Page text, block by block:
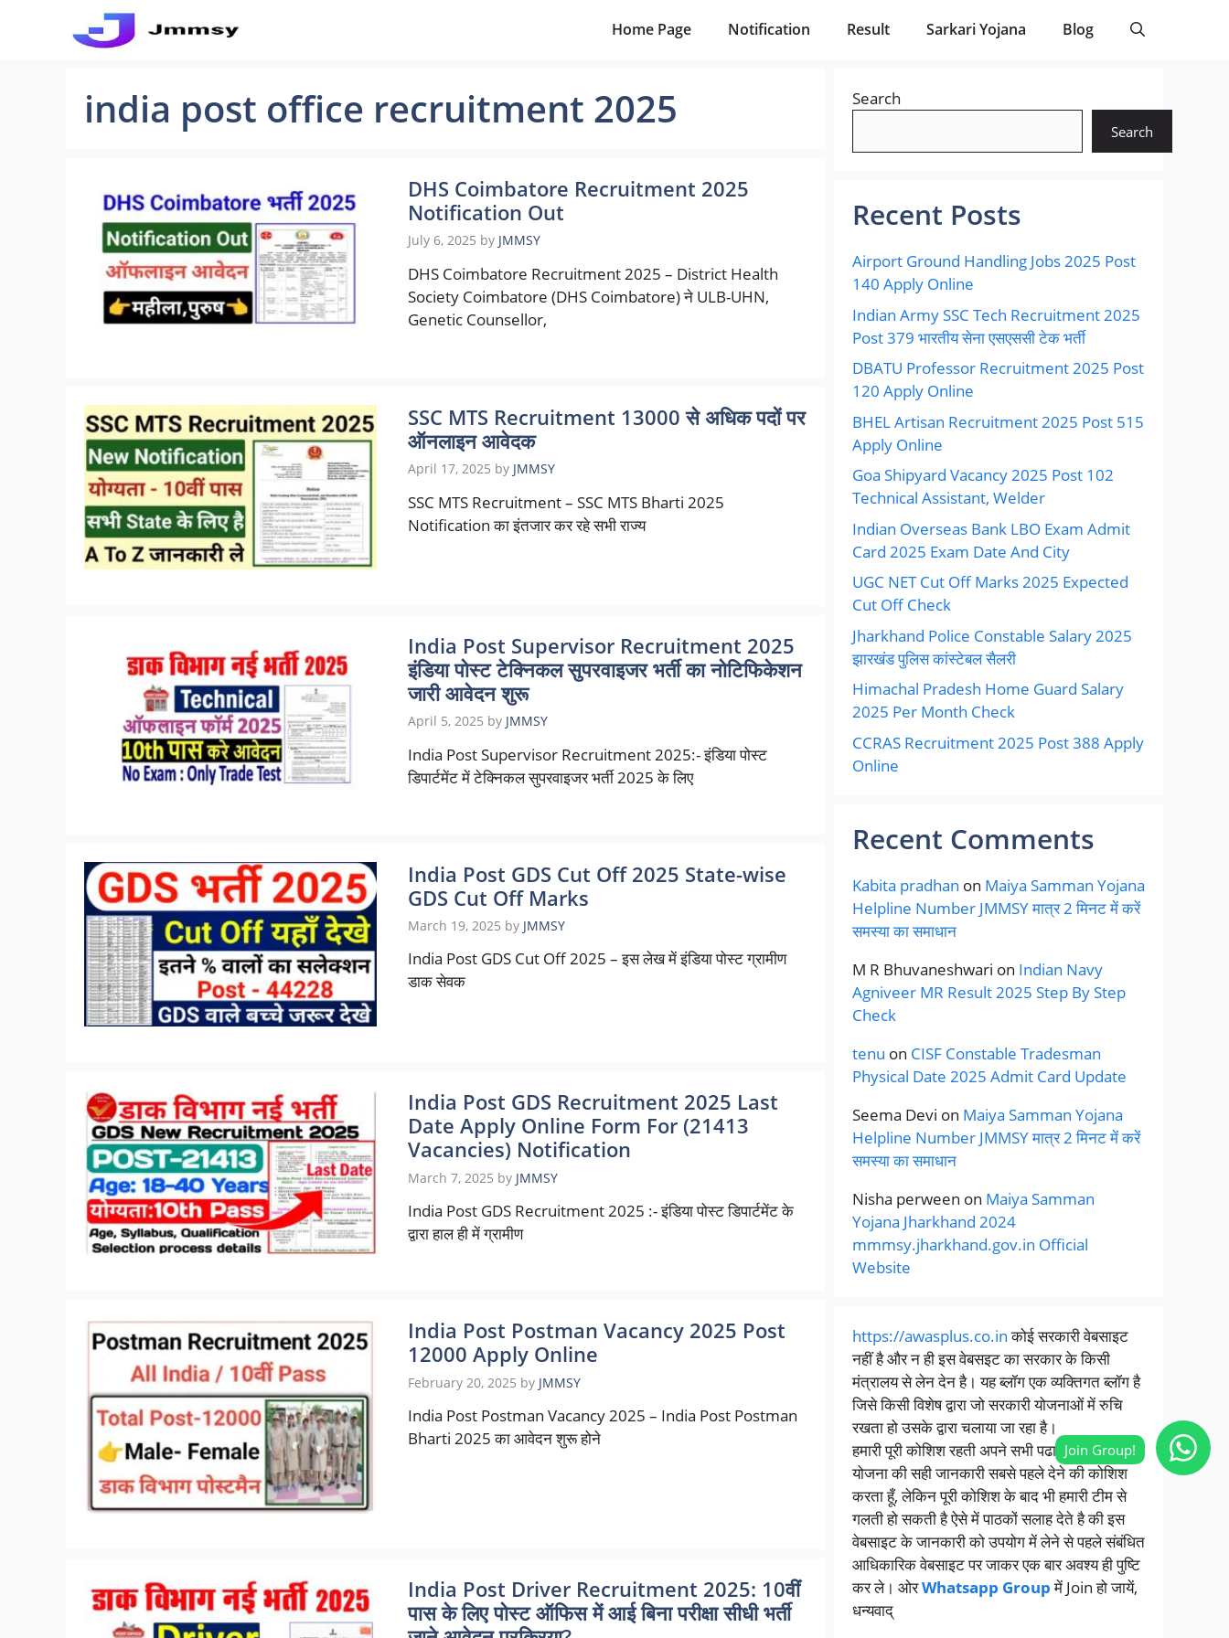
Home Page Notification Result Sarkari Yojana Blog
india post office recruitment 2025
DHS Coimbatore Recruitment 2025
Notification Out
July 6, 2025 by JMMSY
DHS Coimbatore Recruitment 2025 – District Health
Society Coimbatore (DHS Coimbatore) ने ULB-UHN,
Genetic Counsellor,
SSC MTS Recruitment 13000 से अधिक पदों पर
ऑनलाइन आवेदक
April 17, 2025 by JMMSY
SSC MTS Recruitment – SSC MTS Bharti 2025
Notification का इंतजार कर रहे सभी राज्य
India Post Supervisor Recruitment 2025
इंडिया पोस्ट टेक्निकल सुपरवाइजर भर्ती का नोटिफिकेशन
जारी आवेदन शुरू
April 5, 2025 by JMMSY
India Post Supervisor Recruitment 2025:- इंडिया पोस्ट
डिपार्टमेंट में टेक्निकल सुपरवाइजर भर्ती 2025 के लिए
India Post GDS Cut Off 2025 State-wise
GDS Cut Off Marks
March 19, 2025 by JMMSY
India Post GDS Cut Off 2025 – इस लेख में इंडिया पोस्ट ग्रामीण
डाक सेवक
India Post GDS Recruitment 2025 Last
Date Apply Online Form For (21413
Vacancies) Notification
March 7, 2025 by JMMSY
India Post GDS Recruitment 2025 :- इंडिया पोस्ट डिपार्टमेंट के
द्वारा हाल ही में ग्रामीण
India Post Postman Vacancy 2025 Post
12000 Apply Online
February 20, 2025 by JMMSY
India Post Postman Vacancy 2025 – India Post Postman
Bharti 2025 का आवेदन शुरू होने
India Post Driver Recruitment 2025: 10वीं
पास के लिए पोस्ट ऑफिस में आई बिना परीक्षा सीधी भर्ती
Search
Search
Recent Posts
Airport Ground Handling Jobs 2025 Post
140 Apply Online
Indian Army SSC Tech Recruitment 2025
Post 379 भारतीय सेना एसएससी टेक भर्ती
DBATU Professor Recruitment 2025 Post
120 Apply Online
BHEL Artisan Recruitment 2025 Post 515
Apply Online
Goa Shipyard Vacancy 2025 Post 102
Technical Assistant, Welder
Indian Overseas Bank LBO Exam Admit
Card 2025 Exam Date And City
UGC NET Cut Off Marks 2025 Expected
Cut Off Check
Jharkhand Police Constable Salary 2025
झारखंड पुलिस कांस्टेबल सैलरी
Himachal Pradesh Home Guard Salary
2025 Per Month Check
CCRAS Recruitment 2025 Post 388 Apply
Online
Recent Comments
Kabita pradhan on Maiya Samman Yojana
Helpline Number JMMSY मात्र 2 मिनट में करें
समस्या का समाधान
M R Bhuvaneshwari on Indian Navy
Agniveer MR Result 2025 Step By Step
Check
tenu on CISF Constable Tradesman
Physical Date 2025 Admit Card Update
Seema Devi on Maiya Samman Yojana
Helpline Number JMMSY मात्र 2 मिनट में करें
समस्या का समाधान
Nisha perween on Maiya Samman
Yojana Jharkhand 2024
mmmsy.jharkhand.gov.in Official
Website
https://awasplus.co.inकोई सरकारी वेबसाइट
नहीं है और न ही इस वेबसइट का सरकार के किसी
मंत्रालय से लेन देन है। यह ब्लॉग एक व्यक्तिगत ब्लॉग है
जिसे किसी विशेष द्वारा जो सरकारी योजनाओं में रुचि
रखता हो उसके द्वारा चलाया जा रहा है।
हमारी पूरी कोशिश रहती अपने सभी पढानाले को सरकारी
योजना की सही जानकारी सबसे पहले देने की कोशिश
करता हूँ, लेकिन पूरी कोशिश के बाद भी हमारी टीम से
गलती हो सकती है ऐसे में पाठकों सलाह देते है की इस
वेबसाइट के जानकारी को उपयोग में लेने से पहले संबंधित
आधिकारिक वेबसाइट पर जाकर एक बार अवश्य ही पुष्टि
कर ले। ओरWhatsapp Groupमें Join हो जायें,
धन्यवाद्